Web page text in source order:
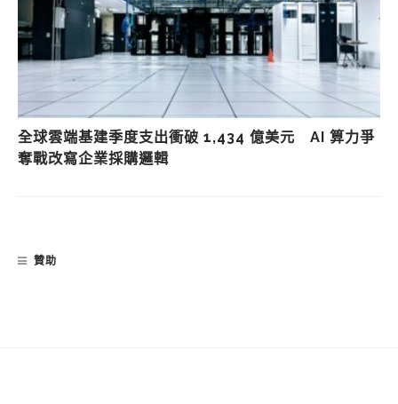
全球雲端基建季度支出衝破 1,434 億美元 AI 算力爭
奪戰改寫企業採購邏輯
贊助